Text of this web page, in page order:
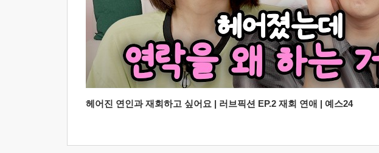
헤어진 연인과 재회하고 싶어요 | 러브픽션 EP.2 재회 연애 | 예스24